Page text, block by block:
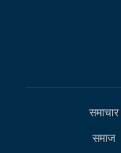
समाचार
समाज